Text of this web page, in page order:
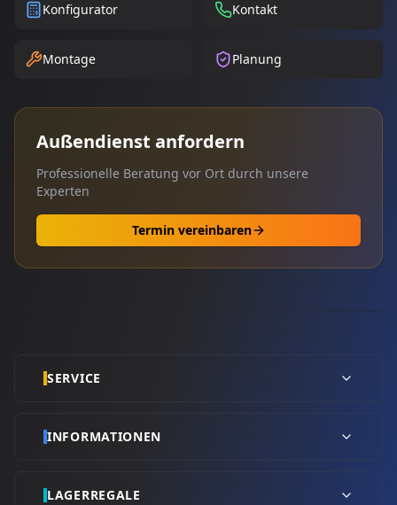
Konfigurator Kontakt
Montage Planung
Außendienst anfordern
Professionelle Beratung vor Ort durch unsere
Experten
Termin vereinbaren
SERVICE
INFORMATIONEN
LAGERREGALE